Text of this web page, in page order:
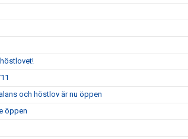
och höstlov är nu öppen
öppen